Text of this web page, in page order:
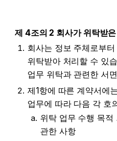
제 4조의 2 회사가 위탁받
회사는 정보 주체로부
위탁받아 처리할 수 있
업무 위탁과 관련한 서
제1항에 따른 계약서에
업무에 따라 다음 각 호
위탁 업무 수행 목적
관한 사항